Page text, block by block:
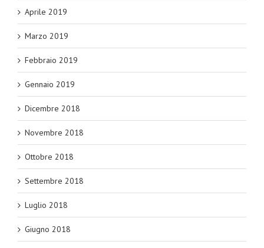
Aprile 2019
Marzo 2019
Febbraio 2019
Gennaio 2019
Dicembre 2018
Novembre 2018
Ottobre 2018
Settembre 2018
Luglio 2018
Giugno 2018